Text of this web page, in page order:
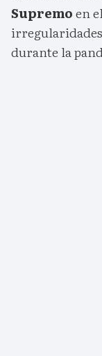
Supremoen
durante la